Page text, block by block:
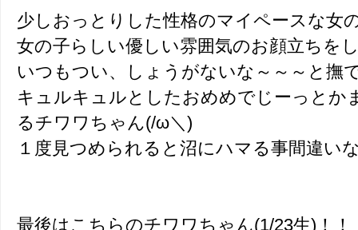
少しおっとりした性格のマイペースな女
女の子らしい優しい雰囲気のお顔立ちを
いつもつい、しょうがないな～～～と撫
キュルキュルとしたおめめでじーっとか
るチワワちゃん(/ω＼)
１度見つめられると沼にハマる事間違い
最後はこちらのチワワちゃん(1/23生)！！